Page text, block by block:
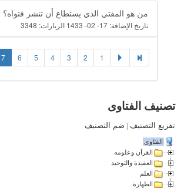
من هو المفتي الذي يستطاع أن تنشر فتواه؟
تاريخ الإضافة: 17- 02- 1433 الزيارات: 3348
1
2
3
4
5
6
7
تصنيف الفتاوى
تفريع التصنيف | ضم التصنيف
الفتاوى
القرآن وعلومه
العقيدة والتوحيد
العلم
الطهارة